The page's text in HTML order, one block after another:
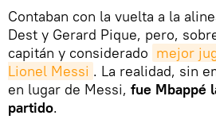
Contaban con la vuelta a la
Dest y Gerard Pique, pero,
capitán y considerado mejor
Lionel Messi . La realidad, sin
en lugar de Messi, fue Mbappé
partido.